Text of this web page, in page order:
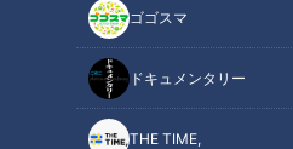
ゴゴスマ
ドキュメンタリー
THE TIME,